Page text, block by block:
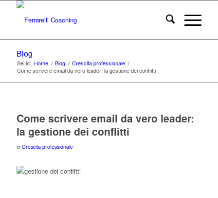
Blog
Sei in: Home / Blog / Crescita professionale /
Come scrivere email da vero leader: la gestione dei conflitti
Come scrivere email da vero leader:
la gestione dei conflitti
in Crescita professionale